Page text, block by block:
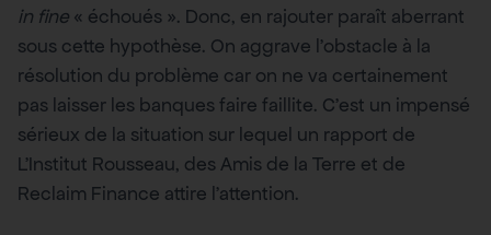
in fine « échoués ». Donc, en rajouter paraît aberrant
sous cette hypothèse. On aggrave l’obstacle à la
résolution du problème car on ne va certainement
pas laisser les banques faire faillite. C’est un impensé
sérieux de la situation sur lequel un rapport de
L’Institut Rousseau, des Amis de la Terre et de
Reclaim Finance attire l’attention.